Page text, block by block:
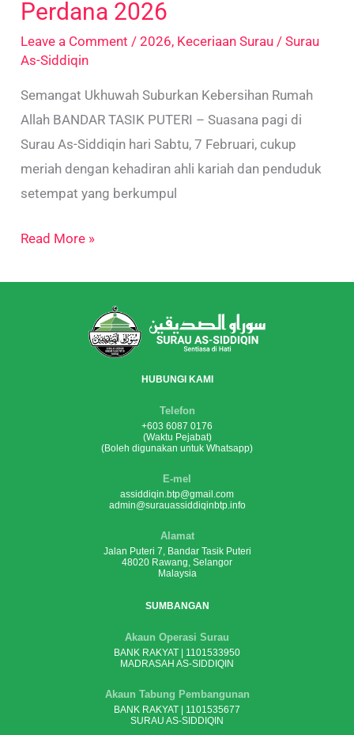
Perdana 2026
Leave a Comment /2026, Keceriaan Surau /Surau
As-Siddiqin
Semangat Ukhuwah Suburkan Kebersihan Rumah
Allah BANDAR TASIK PUTERI – Suasana pagi di
Surau As-Siddiqin hari Sabtu, 7 Februari, cukup
meriah dengan kehadiran ahli kariah dan penduduk
setempat yang berkumpul
Perdana
Read More »
HUBUNGI KAMI
Telefon
+603 6087 0176
(Waktu Pejabat)
(Boleh digunakan untuk Whatsapp)
E-mel
assiddiqin.btp@gmail.com
admin@surauassiddiqinbtp.info
Alamat
Jalan Puteri 7, Bandar Tasik Puteri
48020 Rawang, Selangor
Malaysia
SUMBANGAN
Akaun Operasi Surau
BANK RAKYAT | 1101533950
MADRASAH AS-SIDDIQIN
Akaun Tabung Pembangunan
BANK RAKYAT | 1101535677
SURAU AS-SIDDIQIN